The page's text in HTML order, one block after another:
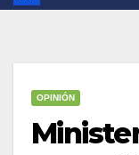
OPINIÓN